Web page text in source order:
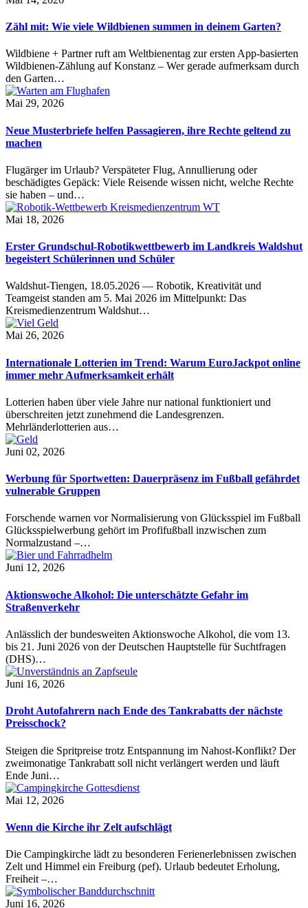
Zähl mit: Wie viele Wildbienen summen in deinem Garten?
Wildbiene + Partner ruft am Weltbienentag zur ersten App-basierten
Wildbienen-Zählung auf Konstanz – Wer gerade aufmerksam durch
den Garten…
Mai 29, 2026
Neue Musterbriefe helfen Passagieren, ihre Rechte geltend zu
machen
Flugärger im Urlaub? Verspäteter Flug, Annullierung oder
beschädigtes Gepäck: Viele Reisende wissen nicht, welche Rechte
sie haben – und…
Mai 18, 2026
Erster Grundschul-Robotikwettbewerb im Landkreis Waldshut
begeistert Schülerinnen und Schüler
Waldshut-Tiengen, 18.05.2026 — Robotik, Kreativität und
Teamgeist standen am 5. Mai 2026 im Mittelpunkt: Das
Kreismedienzentrum Waldshut…
Mai 26, 2026
Internationale Lotterien im Trend: Warum EuroJackpot online
immer mehr Aufmerksamkeit erhält
Lotterien haben über viele Jahre nur national funktioniert und
überschreiten jetzt zunehmend die Landesgrenzen.
Mehrländerlotterien aus…
Juni 02, 2026
Werbung für Sportwetten: Dauerpräsenz im Fußball gefährdet
vulnerable Gruppen
Forschende warnen vor Normalisierung von Glücksspiel im Fußball
Glücksspielwerbung gehört im Profifußball inzwischen zum
Normalzustand –…
Juni 12, 2026
Aktionswoche Alkohol: Die unterschätzte Gefahr im
Straßenverkehr
Anlässlich der bundesweiten Aktionswoche Alkohol, die vom 13.
bis 21. Juni 2026 von der Deutschen Hauptstelle für Suchtfragen
(DHS)…
Juni 16, 2026
Droht Autofahrern nach Ende des Tankrabatts der nächste
Preisschock?
Steigen die Spritpreise trotz Entspannung im Nahost-Konflikt? Der
zweimonatige Tankrabatt soll nicht verlängert werden und läuft
Ende Juni…
Mai 12, 2026
Wenn die Kirche ihr Zelt aufschlägt
Die Campingkirche lädt zu besonderen Ferienerlebnissen zwischen
Zelt und Himmel ein Freiburg (pef). Urlaub bedeutet Erholung,
Freiheit –…
Juni 16, 2026